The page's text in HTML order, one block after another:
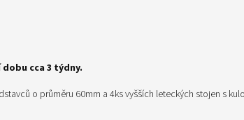
cca 3 týdny.
o průměru 60mm a 4ks vyšších leteckých stojen s